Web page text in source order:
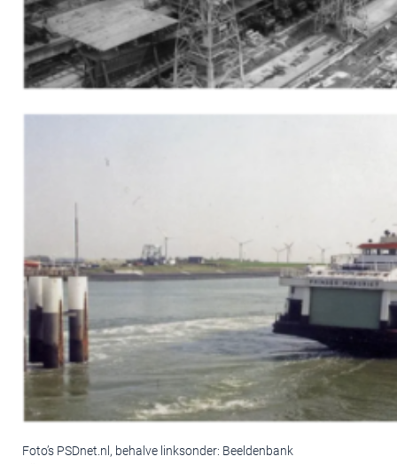
Foto’s PSDnet.nl, behalve linksonder: Beeldenbank